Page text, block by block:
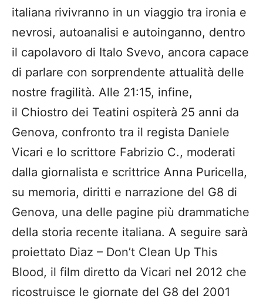
italiana rivivranno in un viaggio tra ironia e
nevrosi, autoanalisi e autoinganno, dentro
il capolavoro di Italo Svevo, ancora capace
di parlare con sorprendente attualità delle
nostre fragilità. Alle 21:15, infine,
il Chiostro dei Teatini ospiterà 25 anni da
Genova, confronto tra il regista Daniele
Vicari e lo scrittore Fabrizio C., moderati
dalla giornalista e scrittrice Anna Puricella,
su memoria, diritti e narrazione del G8 di
Genova, una delle pagine più drammatiche
della storia recente italiana. A seguire sarà
proiettato Diaz – Don’t Clean Up This
Blood, il film diretto da Vicari nel 2012 che
ricostruisce le giornate del G8 del 2001